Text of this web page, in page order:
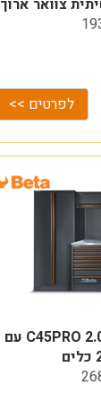
צוואר ארוך
לפרטים >>
עמדת עבודה C45PRO 2.0 X עם